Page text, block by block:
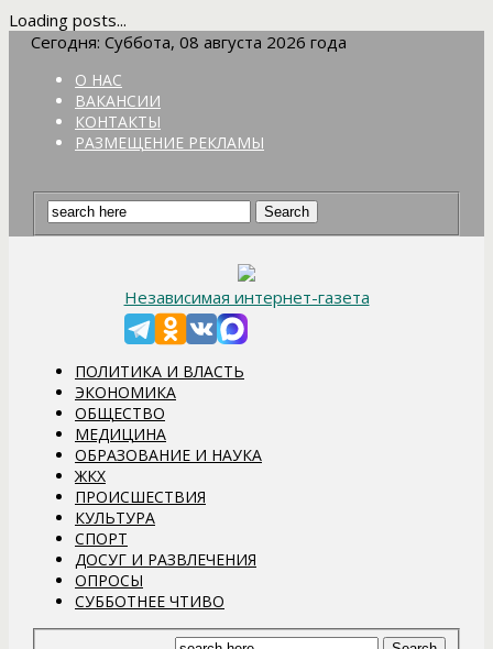
Loading posts...
Сегодня: Суббота, 08 августа 2026 года
О НАС
ВАКАНСИИ
КОНТАКТЫ
РАЗМЕЩЕНИЕ РЕКЛАМЫ
Независимая интернет-газета
ПОЛИТИКА И ВЛАСТЬ
ЭКОНОМИКА
ОБЩЕСТВО
МЕДИЦИНА
ОБРАЗОВАНИЕ И НАУКА
ЖКХ
ПРОИСШЕСТВИЯ
КУЛЬТУРА
СПОРТ
ДОСУГ И РАЗВЛЕЧЕНИЯ
ОПРОСЫ
СУББОТНЕЕ ЧТИВО